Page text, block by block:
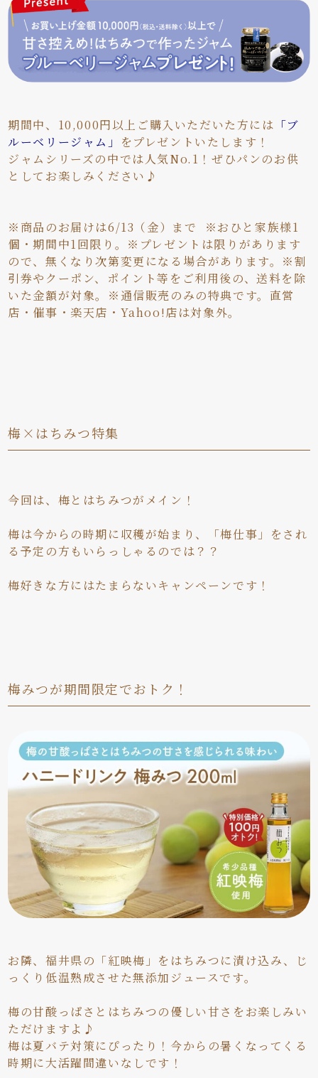
期間中、10,000円以上ご購入いただいた方には 「ブ
ルーベリージャム」
をプレゼントいたします！
ジャムシリーズの中では人気No.1！ぜひパンのお供
としてお楽しみください♪
※商品のお届けは6/13（金）まで ※おひと家族様1
個・期間中1回限り。※プレゼントは限りがあります
ので、無くなり次第変更になる場合があります。※割
引券やクーポン、ポイント等をご利用後の、送料を除
いた金額が対象。※通信販売のみの特典です。直営
店・催事・楽天店・Yahoo!店は対象外。
梅×はちみつ特集
今回は、梅とはちみつがメイン！
梅は今からの時期に収穫が始まり、「梅仕事」をされ
る予定の方もいらっしゃるのでは？？
梅好きな方にはたまらないキャンペーンです！
梅みつが期間限定でおトク！
お隣、福井県の「紅映梅」をはちみつに漬け込み、じ
っくり低温熟成させた無添加ジュースです。
梅の甘酸っぱさとはちみつの優しい甘さをお楽しみい
ただけますよ♪
梅は夏バテ対策にぴったり！今からの暑くなってくる
時期に大活躍間違いなしです！